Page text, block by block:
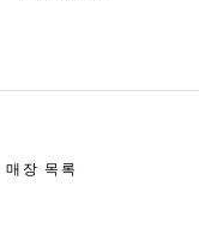
매장 목록